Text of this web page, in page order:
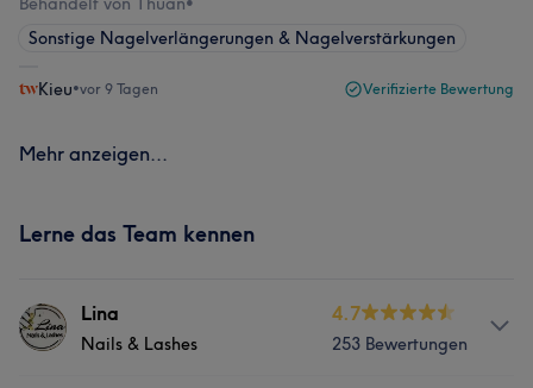
Sonstige Nagelverlängerungen & Nagelverstärkungen
Kieu•vor 9 Tagen Verifizierte Bewertung
Mehr anzeigen...
Lerne das Team kennen
Lina
Nails & Lashes
4.7
253 Bewertungen